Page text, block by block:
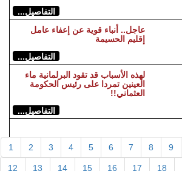
التفاصيل...
عاجل.. أنباء قوية عن إعفاء عامل
إقليم الحسيمة
التفاصيل...
لهذه الأسباب قد تقود البرلمانية ماء
العينين تمردا على رئيس الحكومة
العثماني!!
التفاصيل...
1 2 3 4 5 6 7 8 9
12 13 14 15 16 17 18